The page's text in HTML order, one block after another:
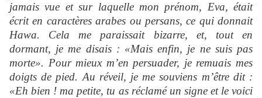
jamais vue et sur laquelle mon prénom, Eva, était
écrit en caractères arabes ou persans, ce qui donnait
Hawa. Cela me paraissait bizarre, et, tout en
dormant, je me disais : «Mais enfin, je ne suis pas
morte». Pour mieux m’en persuader, je remuais mes
doigts de pied. Au réveil, je me souviens m’être dit :
«Eh bien ! ma petite, tu as réclamé un signe et le voici